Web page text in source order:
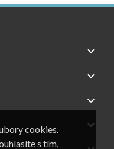
cookies.
s tím,



